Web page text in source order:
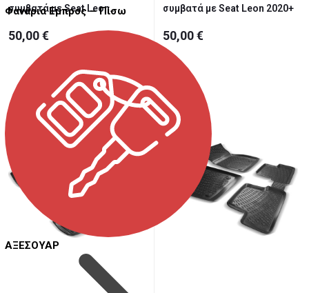
Φανάρια Εμπρός – Πίσω
ΑΞΕΣΟΥΑΡ
συμβατά με Seat Leon
50,00 €
συμβατά με Seat Leon 2020+
50,00 €